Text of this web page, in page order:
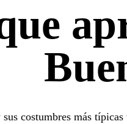
costumbres más